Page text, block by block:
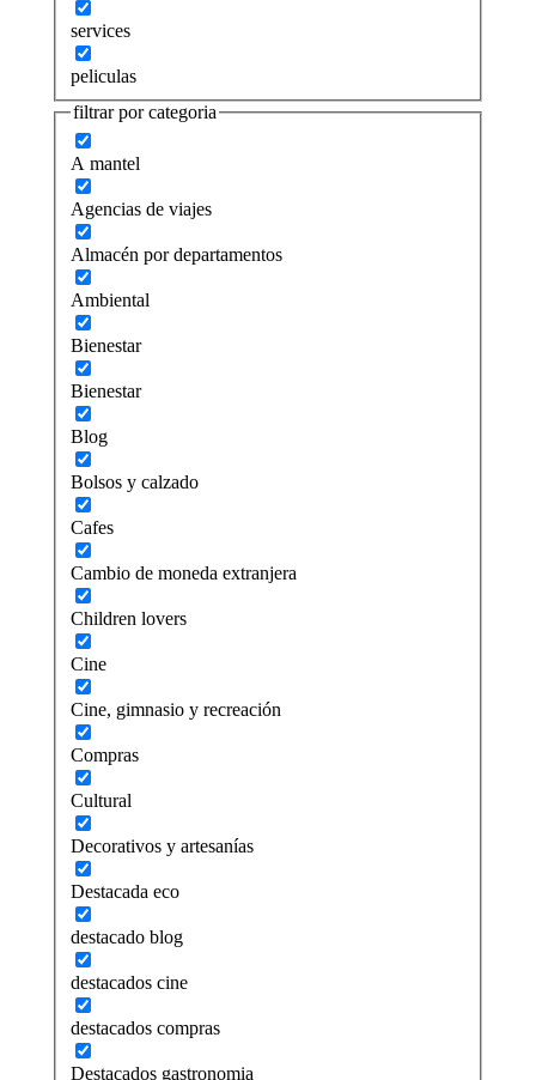
services
peliculas
filtrar por categoria
A mantel
Agencias de viajes
Almacén por departamentos
Ambiental
Bienestar
Bienestar
Blog
Bolsos y calzado
Cafes
Cambio de moneda extranjera
Children lovers
Cine
Cine, gimnasio y recreación
Compras
Cultural
Decorativos y artesanías
Destacada eco
destacado blog
destacados cine
destacados compras
Destacados gastronomia